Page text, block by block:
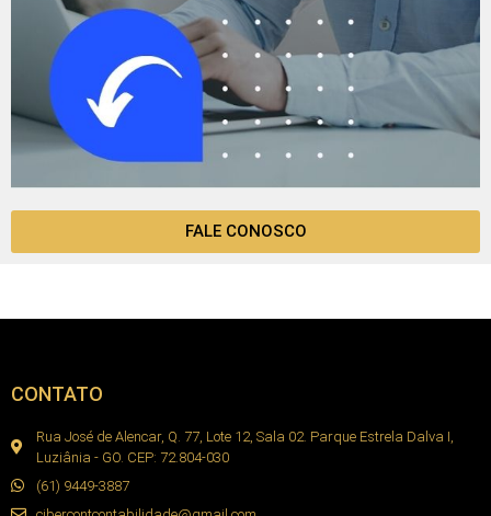
FALE CONOSCO
CONTATO
Rua José de Alencar, Q. 77, Lote 12, Sala 02. Parque Estrela Dalva I,
Luziânia - GO. CEP: 72.804-030
(61) 9449-3887